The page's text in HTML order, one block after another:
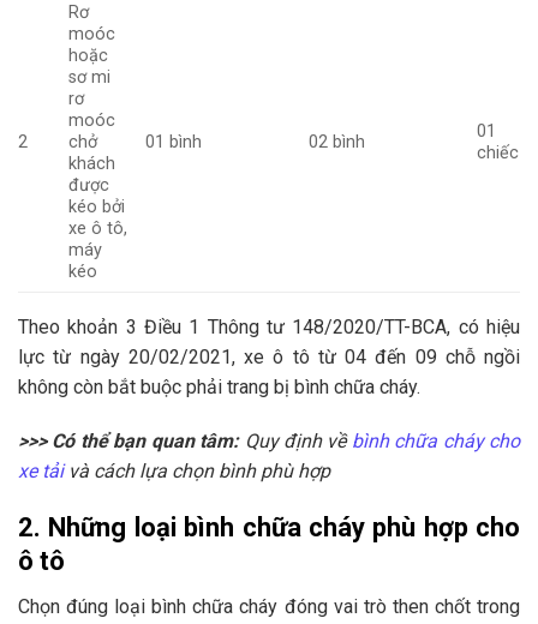
2
Rơ
moóc
hoặc
sơ mi
rơ
moóc
chở
khách
được
kéo bởi
xe ô tô,
máy
kéo
01 bình 02 bình
01
chiếc
Theo khoản 3 Điều 1 Thông tư 148/2020/TT-BCA, có hiệu
lực từ ngày 20/02/2021, xe ô tô từ 04 đến 09 chỗ ngồi
không còn bắt buộc phải trang bị bình chữa cháy.
>>> Có thể bạn quan tâm: Quy định về bình chữa cháy cho
xe tảivà cách lựa chọn bình phù hợp
2. Những loại bình chữa cháy phù hợp cho
ô tô
Chọn đúng loại bình chữa cháy đóng vai trò then chốt trong